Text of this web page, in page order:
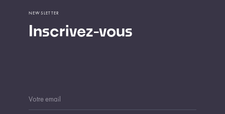
Inscrivez-vous
NEWSLETTER